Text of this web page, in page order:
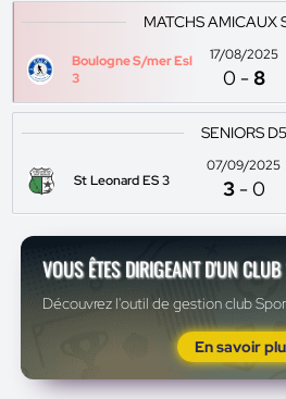
MATCHS AMICAUX
Boulogne S/mer Esl
3
17/08/2025
0 -8
SENIORS D5
St Leonard ES 3
07/09/2025
3 -0
VOUS ÊTES DIRIGEANT D'UN
Découvrez l'outil de gestion club
En savoir